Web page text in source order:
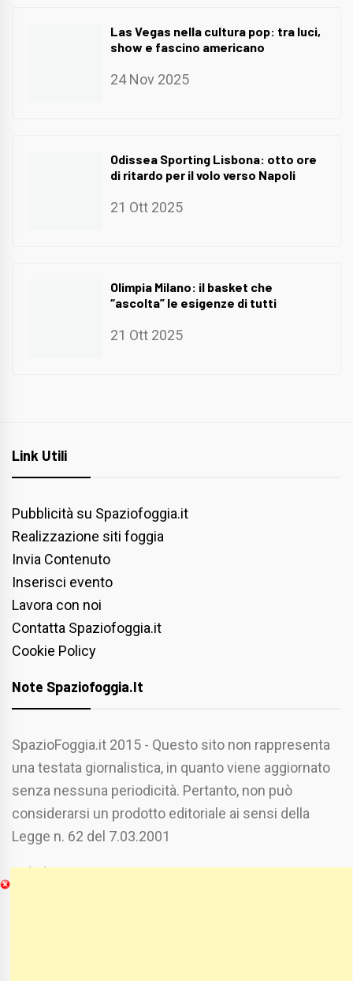
Las Vegas nella cultura pop: tra luci,
show e fascino americano
24 Nov 2025
Odissea Sporting Lisbona: otto ore
di ritardo per il volo verso Napoli
21 Ott 2025
Olimpia Milano: il basket che
“ascolta” le esigenze di tutti
21 Ott 2025
Link Utili
Pubblicità su Spaziofoggia.it
Realizzazione siti foggia
Invia Contenuto
Inserisci evento
Lavora con noi
Contatta Spaziofoggia.it
Cookie Policy
Note Spaziofoggia.it
SpazioFoggia.it 2015 - Questo sito non rappresenta
una testata giornalistica, in quanto viene aggiornato
senza nessuna periodicità. Pertanto, non può
considerarsi un prodotto editoriale ai sensi della
Legge n. 62 del 7.03.2001
Chi Siamo